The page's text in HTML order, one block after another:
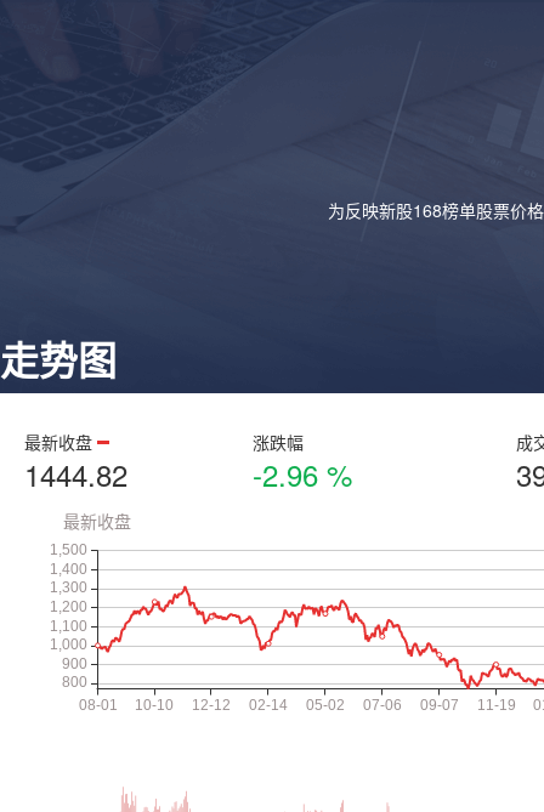
为反映新股168榜单股票价
走势图
最新收盘
1444.82
涨跌幅
-2.96 %
成